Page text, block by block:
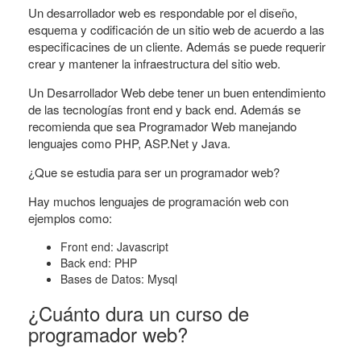
Un desarrollador web es respondable por el diseño,
esquema y codificación de un sitio web de acuerdo a las
especificacines de un cliente. Además se puede requerir
crear y mantener la infraestructura del sitio web.
Un Desarrollador Web debe tener un buen entendimiento
de las tecnologías front end y back end. Además se
recomienda que sea Programador Web manejando
lenguajes como PHP, ASP.Net y Java.
¿Que se estudia para ser un programador web?
Hay muchos lenguajes de programación web con
ejemplos como:
Front end: Javascript
Back end: PHP
Bases de Datos: Mysql
¿Cuánto dura un curso de
programador web?